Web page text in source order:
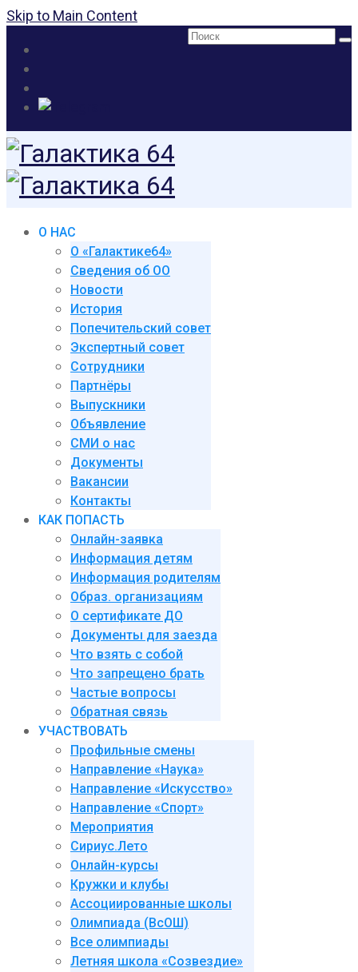
Skip to Main Content
Поиск:
О НАС
О «Галактике64»
Сведения об ОО
Новости
История
Попечительский совет
Экспертный совет
Сотрудники
Партнёры
Выпускники
Объявление
СМИ о нас
Документы
Вакансии
Контакты
КАК ПОПАСТЬ
Онлайн-заявка
Информация детям
Информация родителям
Образ. организациям
О сертификате ДО
Документы для заезда
Что взять с собой
Что запрещено брать
Частые вопросы
Обратная связь
УЧАСТВОВАТЬ
Профильные смены
Направление «Наука»
Направление «Искусство»
Направление «Спорт»
Мероприятия
Сириус.Лето
Онлайн-курсы
Кружки и клубы
Ассоциированные школы
Олимпиада (ВсОШ)
Все олимпиады
Летняя школа «Созвездие»